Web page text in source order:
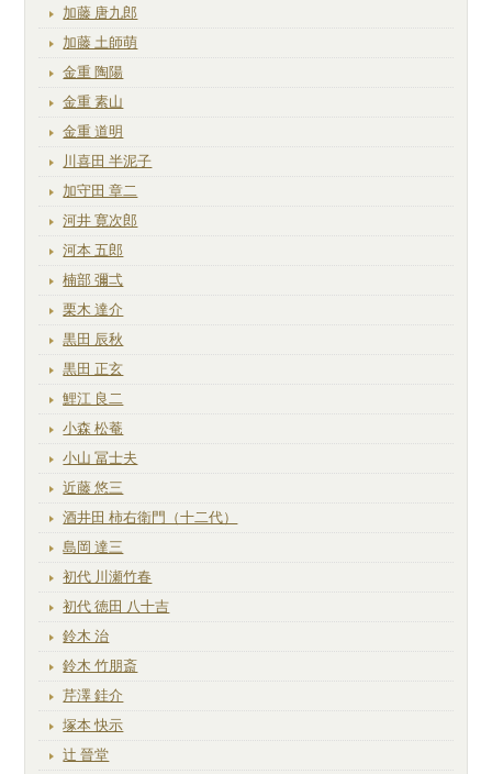
加藤 唐九郎
加藤 土師萌
金重 陶陽
金重 素山
金重 道明
川喜田 半泥子
加守田 章二
河井 寛次郎
河本 五郎
楠部 彌弌
栗木 達介
黒田 辰秋
黒田 正玄
鯉江 良二
小森 松菴
小山 冨士夫
近藤 悠三
酒井田 柿右衛門（十二代）
島岡 達三
初代 川瀬竹春
初代 徳田 八十吉
鈴木 治
鈴木 竹朋斎
芹澤 銈介
塚本 快示
辻 晉堂